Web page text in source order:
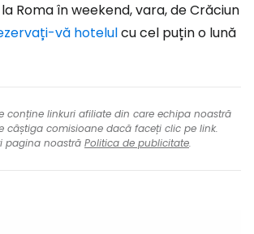
Roma în weekend, vara, de Crăciun
vă hotelulcu cel puțin o lună
conține linkuri afiliate din care echipa noastră
câștiga comisioane dacă faceți clic pe link.
pagina noastră Politica de publicitate.